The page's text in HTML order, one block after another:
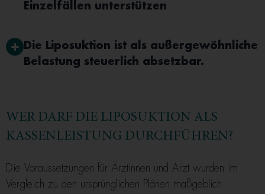
Einzelfällen unterstützen
Die Liposuktion ist als außergewöhnliche
Belastung steuerlich absetzbar.
WER DARF DIE LIPOSUKTION ALS
KASSENLEISTUNG DURCHFÜHREN?
Die Voraussetzungen für Ärztinnen und Arzt wurden im
Vergleich zu den ursprünglichen Plänen maßgeblich